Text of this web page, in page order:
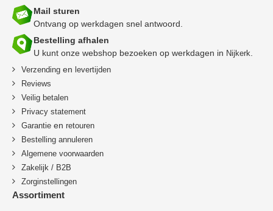
Mail sturen
Ontvang op werkdagen snel antwoord.
Bestelling afhalen
U kunt onze webshop bezoeken op werkdagen in Nijkerk
Verzending en levertijden
Reviews
Veilig betalen
Privacy statement
Garantie en retouren
Bestelling annuleren
Algemene voorwaarden
Zakelijk / B2B
Zorginstellingen
Assortiment